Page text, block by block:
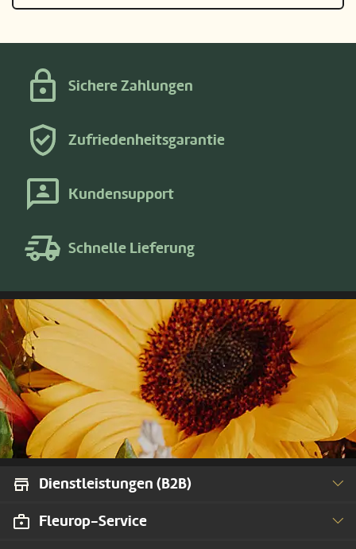
Sichere Zahlungen
Zufriedenheitsgarantie
Kundensupport
Schnelle Lieferung
Dienstleistungen (B2B)
Fleurop-Service